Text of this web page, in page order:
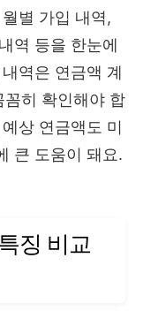
별 가입 내역,
역 등을 한눈에
역은 연금액 계
히 확인해야 합
상 연금액도 미
큰 도움이 돼요.
징 비교